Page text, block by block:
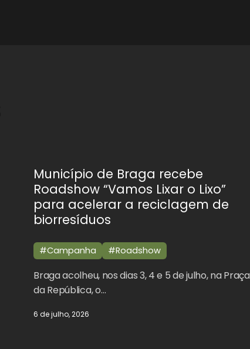
Município de Braga recebe
Roadshow “Vamos Lixar o Lixo”
para acelerar a reciclagem de
biorresíduos
#Campanha #Roadshow
Braga acolheu, nos dias 3, 4 e 5 de julho, na Praça
da República, o…
6 de julho, 2026